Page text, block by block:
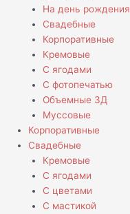
На день рождения
Свадебные
Корпоративные
Кремовые
С ягодами
С фотопечатью
Объемные 3Д
Муссовые
Корпоративные
Свадебные
Кремовые
С ягодами
С цветами
С мастикой